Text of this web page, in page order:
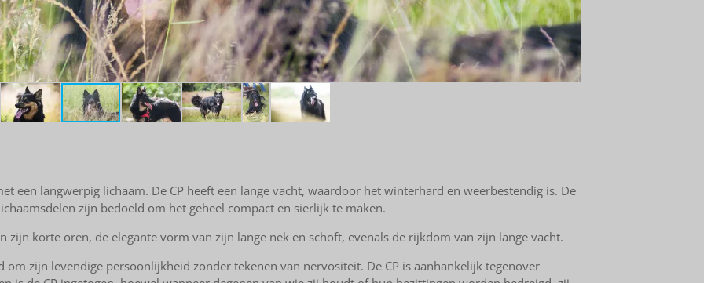
een langwerpig lichaam. De CPheeft een lange vacht, waardoor het winterhard en weerbestendig is. De
zijn bedoeld om het geheel compact en sierlijk te maken.
korte oren, de elegante vorm van zijn lange nek en schoft, evenals de rijkdom van zijn lange vacht.
om zijn levendige persoonlijkheid zonder tekenen van nervositeit. De CPis aanhankelijk tegenover